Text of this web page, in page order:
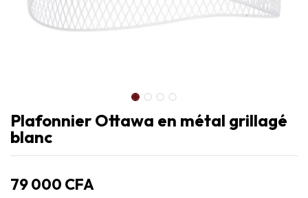
Plafonnier Ottawa en métal grillagé
blanc
79 000 CFA